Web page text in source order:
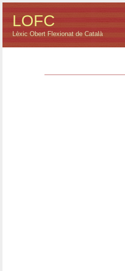
LOFC
Lèxic Obert Flexionat de Català